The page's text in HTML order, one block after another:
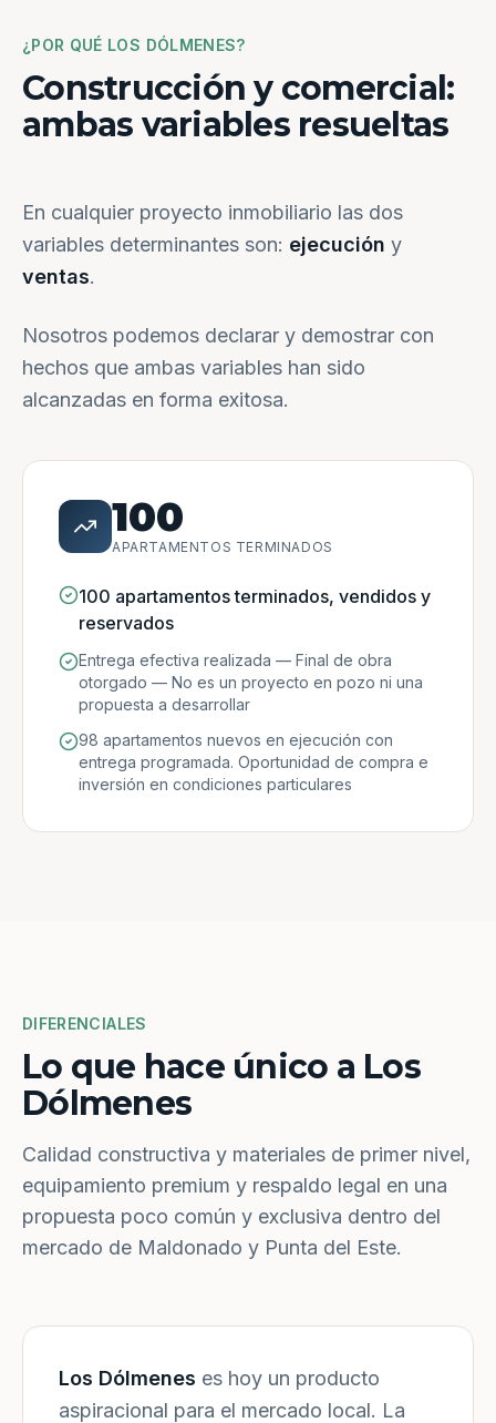
¿POR QUÉ LOS DÓLMENES?
Construcción y comercial:
ambas variables resueltas
En cualquier proyecto inmobiliario las dos
variables determinantes son: ejecución y
ventas.
Nosotros podemos declarar y demostrar con
hechos que ambas variables han sido
alcanzadas en forma exitosa.
100
APARTAMENTOS TERMINADOS
100 apartamentos terminados, vendidos y
reservados
Entrega efectiva realizada — Final de obra
otorgado — No es un proyecto en pozo ni una
propuesta a desarrollar
98 apartamentos nuevos en ejecución con
entrega programada. Oportunidad de compra e
inversión en condiciones particulares
DIFERENCIALES
Lo que hace único a Los
Dólmenes
Calidad constructiva y materiales de primer nivel,
equipamiento premium y respaldo legal en una
propuesta poco común y exclusiva dentro del
mercado de Maldonado y Punta del Este.
Los Dólmenes es hoy un producto
aspiracional para el mercado local. La